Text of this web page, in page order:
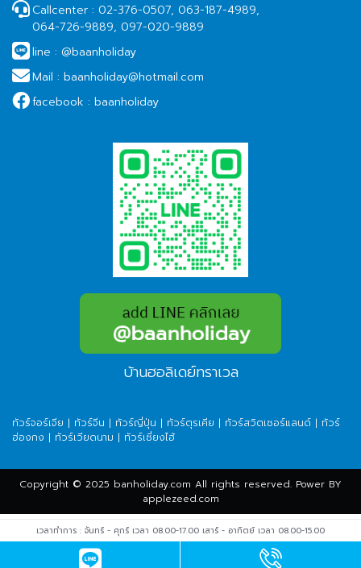
Callcenter : 02-376-0507, 063-187-4989,
064-726-9889, 097-020-9889
line : @baanholiday
Mail : baanholiday@hotmail.com
facebook : baanholiday
บ้านฮอลิเดย์ทราเวล
ทัวร์จอร์เจีย | ทัวร์จีน | ทัวร์ญี่ปุ่น | ทัวร์ตุรเคีย | ทัวร์สวิตเซอร์แลนด์ | ทัวร์
ฮ่องกง | ทัวร์เวียดนาม | ทัวร์เซี่ยงไฮ้
Copyright © 2025 banholiday.com All rights reserved. Power BY
applezeed.com
เวลาทำการ : จันทร์ - ศุกร์ เวลา 08.00-17.00 เสาร์ - อาทิตย์ เวลา 08.00-15.00